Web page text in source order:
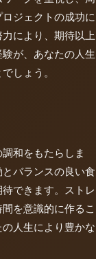
ジェクトの成功に
により、期待以上
が、あなたの人生
しょう。
和をもたらしま
バランスの良い食
できます。ストレ
を意識的に作るこ
人生により豊かな